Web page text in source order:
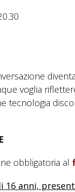
voglia
tecnologia
obbligatoria al
anni,